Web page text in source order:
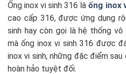
Ống inox vi sinh 316 là ống inox
cao cấp 316, được ứng dụng
sinh hay còn gọi là hệ thống
mà ống inox vi sinh 316 được
inox vi sinh, những đặc điểm
hoàn hảo tuyệt đối.